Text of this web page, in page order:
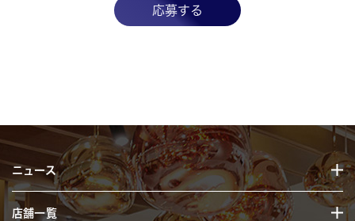
応募する
ニュース
店舗一覧